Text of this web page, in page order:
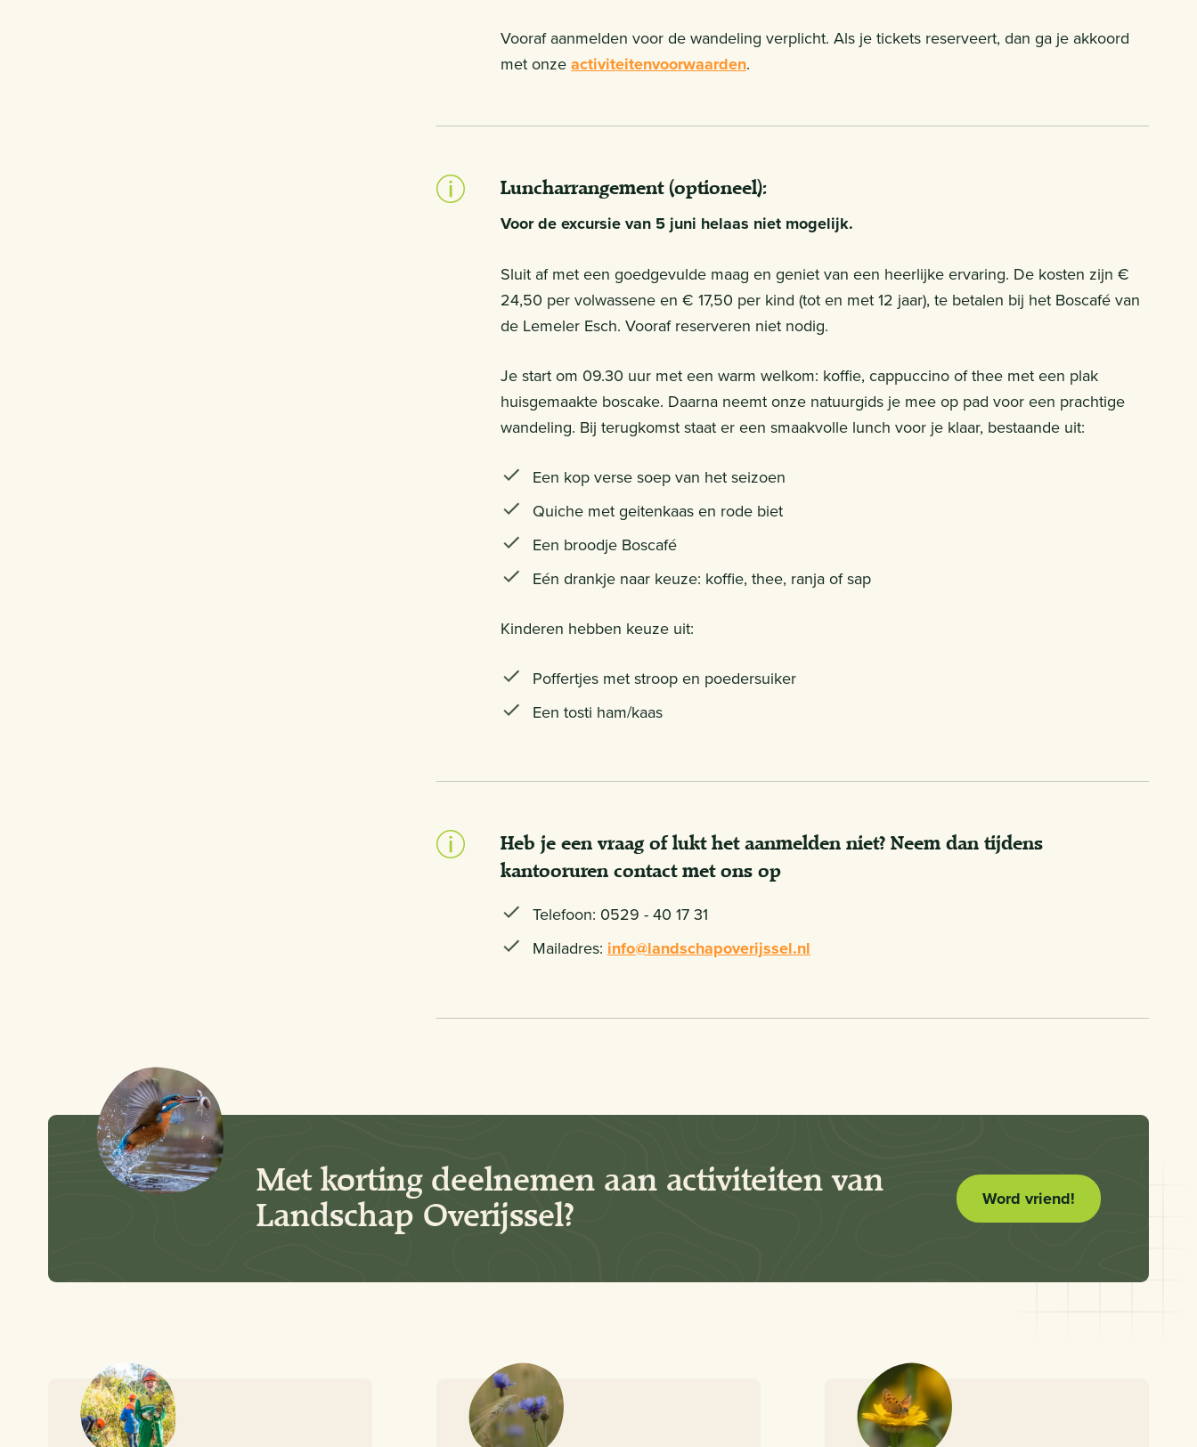
Vooraf aanmelden voor de wandeling verplicht. Als je tickets reserveert, dan ga je akkoord
met onze activiteitenvoorwaarden.
Luncharrangement (optioneel):
Voor de excursie van 5 juni helaas niet mogelijk.
Sluit af met een goedgevulde maag en geniet van een heerlijke ervaring. De kosten zijn €
24,50 per volwassene en € 17,50 per kind (tot en met 12 jaar), te betalen bij het Boscafé van
de Lemeler Esch. Vooraf reserveren niet nodig.
Je start om 09.30 uur met een warm welkom: koffie, cappuccino of thee met een plak
huisgemaakte boscake. Daarna neemt onze natuurgids je mee op pad voor een prachtige
wandeling. Bij terugkomst staat er een smaakvolle lunch voor je klaar, bestaande uit:
Een kop verse soep van het seizoen
Quiche met geitenkaas en rode biet
Een broodje Boscafé
Eén drankje naar keuze: koffie, thee, ranja of sap
Kinderen hebben keuze uit:
Poffertjes met stroop en poedersuiker
Een tosti ham/kaas
Heb je een vraag of lukt het aanmelden niet? Neem dan tijdens
kantooruren contact met ons op
Telefoon: 0529 - 40 17 31
Mailadres: info@landschapoverijssel.nl
Met korting deelnemen aan activiteiten van
Landschap Overijssel?
Word vriend!